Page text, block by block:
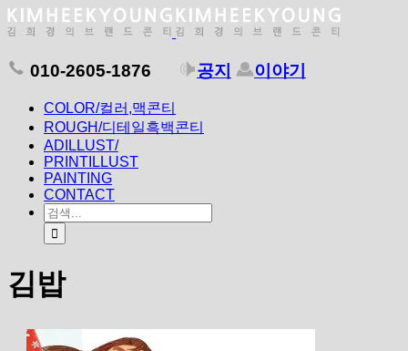
010-2605-1876 공지 이야기
COLOR/컬러,맥콘티
ROUGH/디테일흑백콘티
ADILLUST/
PRINTILLUST
PAINTING
CONTACT
김밥